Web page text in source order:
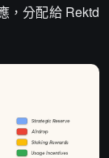
，分配給 Rektd